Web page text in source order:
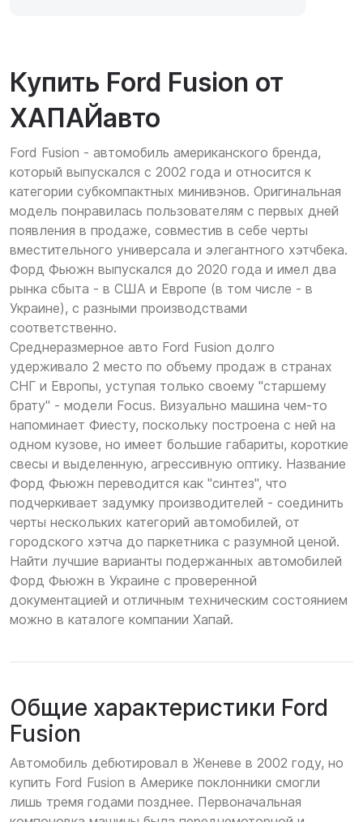
Купить Ford Fusion от
ХАПАЙавто
Ford Fusion - автомобиль американского бренда,
который выпускался с 2002 года и относится к
категории субкомпактных минивэнов. Оригинальная
модель понравилась пользователям с первых дней
появления в продаже, совместив в себе черты
вместительного универсала и элегантного хэтчбека.
Форд Фьюжн выпускался до 2020 года и имел два
рынка сбыта - в США и Европе (в том числе - в
Украине), с разными производствами
соответственно.
Среднеразмерное авто Ford Fusion долго
удерживало 2 место по объему продаж в странах
СНГ и Европы, уступая только своему "старшему
брату" - модели Focus. Визуально машина чем-то
напоминает Фиесту, поскольку построена с ней на
одном кузове, но имеет большие габариты, короткие
свесы и выделенную, агрессивную оптику. Название
Форд Фьюжн переводится как "синтез", что
подчеркивает задумку производителей - соединить
черты нескольких категорий автомобилей, от
городского хэтча до паркетника с разумной ценой.
Найти лучшие варианты подержанных автомобилей
Форд Фьюжн в Украине с проверенной
документацией и отличным техническим состоянием
можно в каталоге компании Хапай.
Общие характеристики Ford
Fusion
Автомобиль дебютировал в Женеве в 2002 году, но
купить Ford Fusion в Америке поклонники смогли
лишь тремя годами позднее. Первоначальная